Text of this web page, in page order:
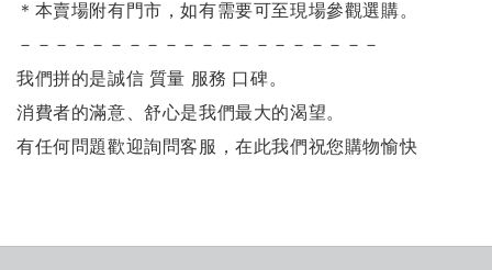
＊本賣場附有門市，如有需要可至現場參觀選購。
－－－－－－－－－－－－－－－－－－－－
我們拼的是誠信 質量 服務 口碑。
消費者的滿意、舒心是我們最大的渴望。
有任何問題歡迎詢問客服，在此我們祝您購物愉快